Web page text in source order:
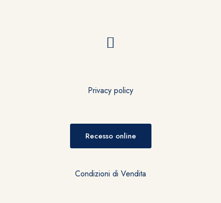
Privacy policy
Recesso online
Condizioni di Vendita